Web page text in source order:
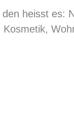
heisst es: